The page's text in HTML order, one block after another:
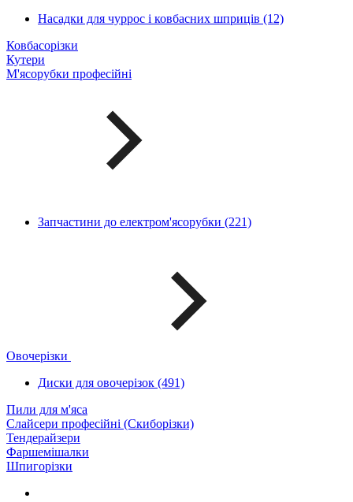
Насадки для чуррос і ковбасних шприців (12)
Ковбасорізки
Кутери
М'ясорубки професійні
Запчастини до електром'ясорубки (221)
Овочерізки
Диски для овочерізок (491)
Пили для м'яса
Слайсери професійні (Скиборізки)
Тендерайзери
Фаршемішалки
Шпигорізки